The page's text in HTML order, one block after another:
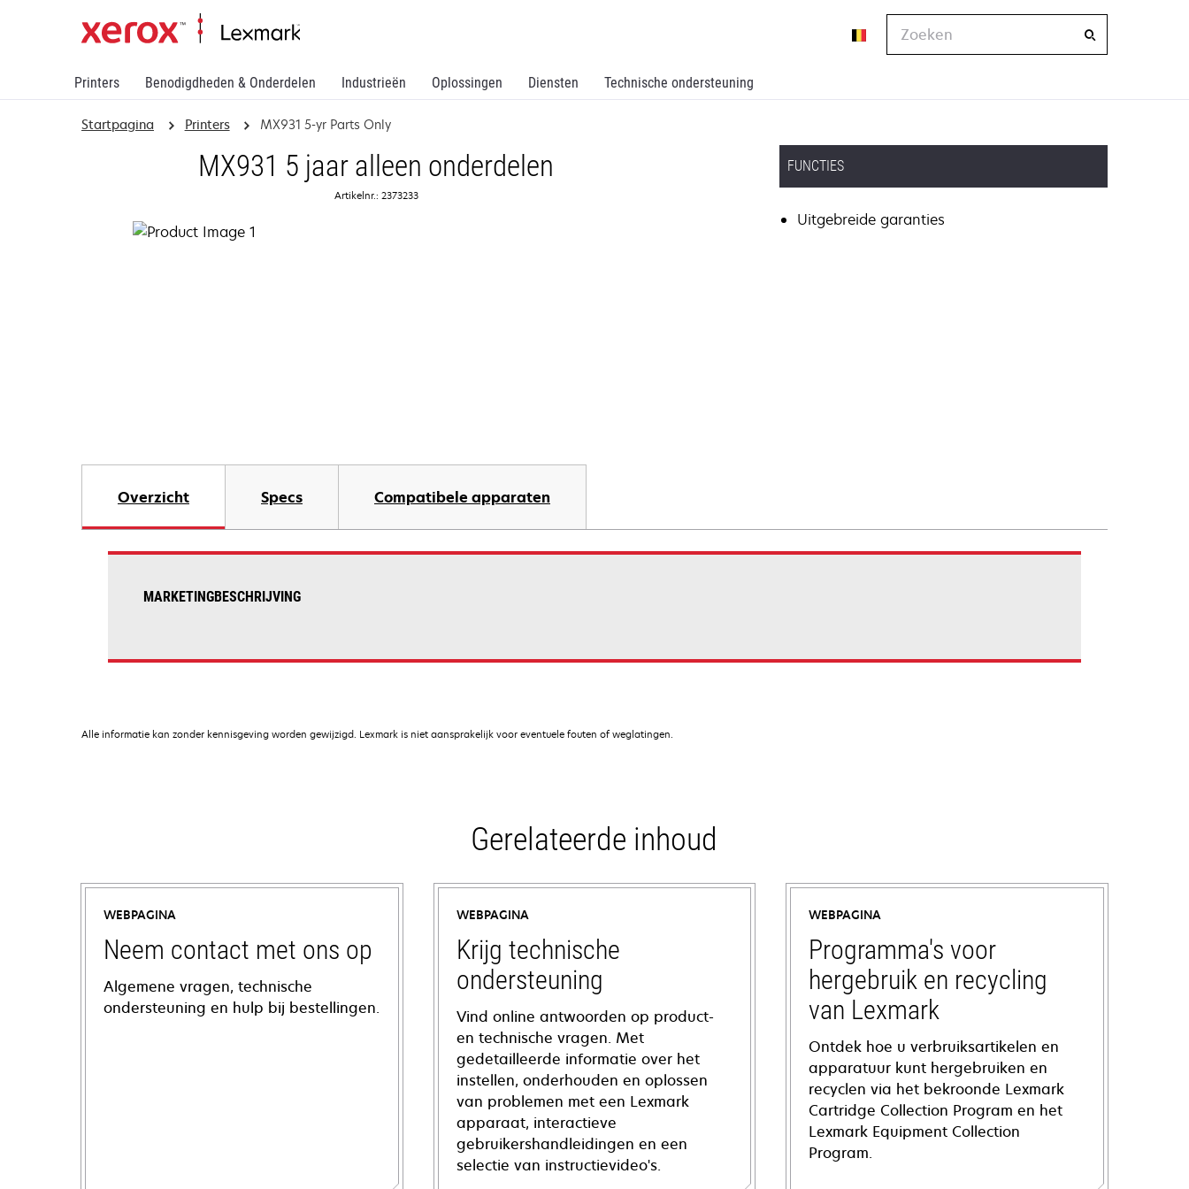
Printers Benodigdheden & Onderdelen Industrieën Oplossingen Diensten Technische ondersteuning
Zoeken
Startpagina Printers MX931 5-yr Parts Only
MX931 5 jaar alleen onderdelen
Artikelnr.: 2373233
FUNCTIES
Uitgebreide garanties
Overzicht Specs Compatibele apparaten
MARKETINGBESCHRIJVING
Alle informatie kan zonder kennisgeving worden gewijzigd. Lexmark is niet aansprakelijk voor eventuele fouten of weglatingen.
Gerelateerde inhoud
WEBPAGINA
Neem contact met ons op
Algemene vragen, technische
ondersteuning en hulp bij bestellingen.
WEBPAGINA
Krijg technische
ondersteuning
Vind online antwoorden op product-
en technische vragen. Met
gedetailleerde informatie over het
instellen, onderhouden en oplossen
van problemen met een Lexmark
apparaat, interactieve
gebruikershandleidingen en een
selectie van instructievideo's.
WEBPAGINA
Programma's voor
hergebruik en recycling
van Lexmark
Ontdek hoe u verbruiksartikelen en
apparatuur kunt hergebruiken en
recyclen via het bekroonde Lexmark
Cartridge Collection Program en het
Lexmark Equipment Collection
Program.